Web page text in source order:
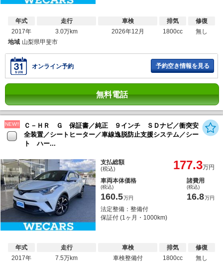
年式
2017年
走行
3.0万km
車検
2026年12月
排気
1800cc
修復
無し
地域 山梨県甲斐市
オンライン予約 予約空き情報を見る
無料電話
NEW!!
Ｃ－ＨＲ Ｇ 保証書／純正 ９インチ ＳＤナビ／衝突安
全装置／シートヒーター／車線逸脱防止支援システム／シー
ト ハー...
支払総額
(税込) 177.3万円
車両本体価格
(税込)
160.5万円
諸費用
(税込)
16.8万円
法定整備：整備付
保証付 (1ヶ月・1000km)
年式
2017年
走行
7.5万km
車検
車検整備付
排気
1800cc
修復
無し